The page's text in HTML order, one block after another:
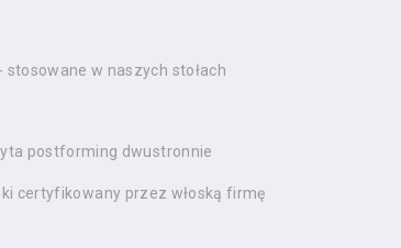
stosowane w naszych stołach
postforming dwustronnie
certyfikowany przez włoską firmę